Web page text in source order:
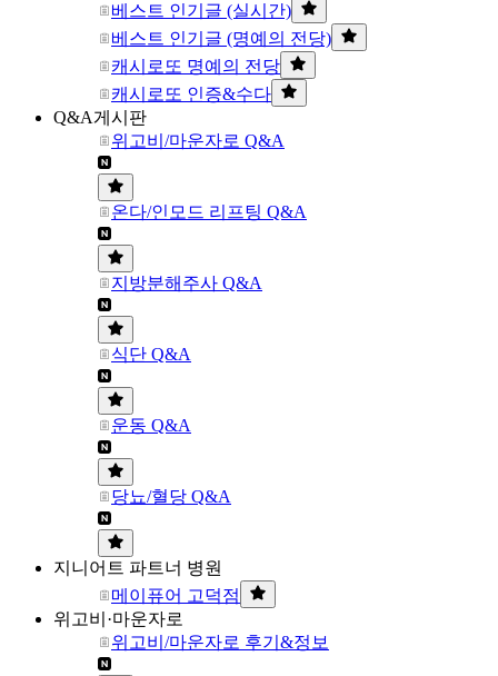
베스트 인기글 (실시간)
베스트 인기글 (명예의 전당)
캐시로또 명예의 전당
캐시로또 인증&수다
Q&A게시판
위고비/마운자로 Q&A
온다/인모드 리프팅 Q&A
지방분해주사 Q&A
식단 Q&A
운동 Q&A
당뇨/혈당 Q&A
지니어트 파트너 병원
메이퓨어 고덕점
위고비·마운자로
위고비/마운자로 후기&정보